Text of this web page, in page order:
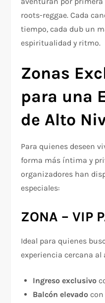
roots-reggae. Cada
tiempo, cada dub un
espiritualidad y ritmo.
Zonas
para una
de Alto
Para quienes deseen
forma más íntima y
organizadores han
especiales:
ZONA – VIP
Ideal para quienes
experiencia cercana al
Ingreso exclusivo
Balcón elevado